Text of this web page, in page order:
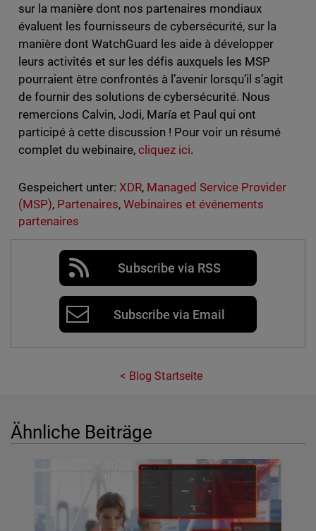
sur la manière dont nos partenaires mondiaux
évaluent les fournisseurs de cybersécurité, sur la
manière dont WatchGuard les aide à développer
leurs activités et sur les défis auxquels les MSP
pourraient être confrontés à l’avenir lorsqu’il s’agit
de fournir des solutions de cybersécurité. Nous
remercions Calvin, Jodi, María et Paul qui ont
participé à cette discussion ! Pour voir un résumé
complet du webinaire, cliquez ici.
Gespeichert unter: XDR, Managed Service Provider
(MSP), Partenaires, Webinaires et événements
partenaires
Subscribe via RSS
Subscribe via Email
Blog Startseite
Ähnliche Beiträge